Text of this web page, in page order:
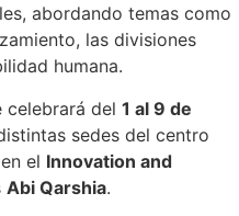
abordando temas como
las divisiones
humana.
celebrará del 1 al 9 de
sedes del centro
el Innovation and
Abi Qarshia.